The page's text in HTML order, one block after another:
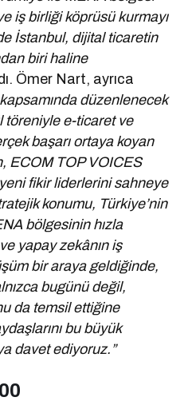
iş birliği köprüsü kurmayı
İstanbul, dijital ticaretin
biri haline
Ömer Nart, ayrıca
düzenlenecek
töreniyle e-ticaret ve
başarı ortaya koyan
ECOM TOP VOICES
fikir liderlerini sahneye
konumu, Türkiye’nin
bölgesinin hızla
yapay zekânın iş
bir araya geldiğinde,
bugünü değil,
da temsil ettiğine
bu büyük
davet ediyoruz.”